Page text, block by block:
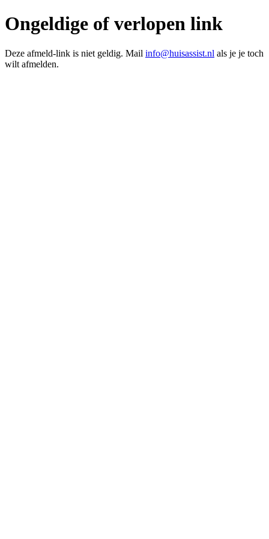
Ongeldige of verlopen link
Deze afmeld-link is niet geldig. Mail info@huisassist.nl als je je toch
wilt afmelden.